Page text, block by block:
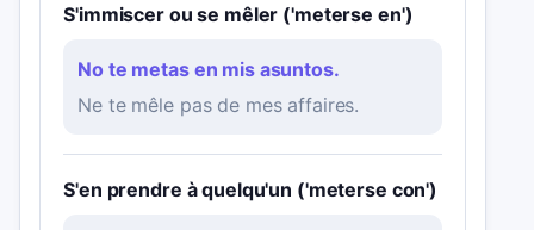
S'immiscer ou se mêler ('meterse en')
No te metas en mis asuntos.
Ne te mêle pas de mes affaires.
S'en prendre à quelqu'un ('meterse con')